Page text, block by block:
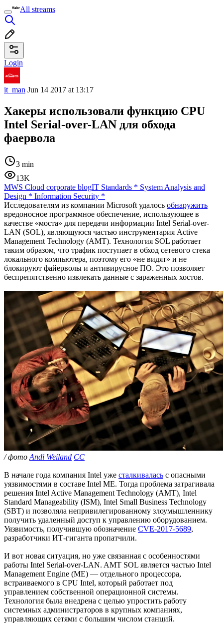
All streams
Login
it_man Jun 14 2017 at 13:17
Хакеры использовали функцию CPU
Intel Serial-over-LAN для обхода
фаервола
3 min
13K
MWS Cloud corporate blogIT Standards * System Analysis and
Design * Information Security *
Исследователям из компании Microsoft удалось обнаружить
вредоносное программное обеспечение, использующее в
качестве «моста» для передачи информации Intel Serial-over-
LAN (SOL), являющуюся частью инструментария Active
Management Technology (AMT). Технология SOL работает
таким образом, что трафик поступает в обход сетевого стека
локального компьютера, поэтому его «не видят» и не
блокируют файерволы и антивирусное ПО. Это позволяет
беспрепятственно извлекать данные с зараженных хостов.
/ фото Andi Weiland CC
В начале года компания Intel уже сталкивалась с опасными
уязвимостями в составе Intel ME. Тогда проблема затрагивала
решения Intel Active Management Technology (AMT), Intel
Standard Manageability (ISM), Intel Small Business Technology
(SBT) и позволяла непривилегированному злоумышленнику
получить удаленный доступ к управлению оборудованием.
Уязвимость, получившую обозначение CVE-2017-5689,
разработчики ИТ-гиганта пропатчили.
И вот новая ситуация, но уже связанная с особенностями
работы Intel Serial-over-LAN. AMT SOL является частью Intel
Management Engine (ME) — отдельного процессора,
встраиваемого в CPU Intel, который работает под
управлением собственной операционной системы.
Технология была внедрена с целью упростить работу
системных администраторов в крупных компаниях,
управляющих сетями с большим числом станций.